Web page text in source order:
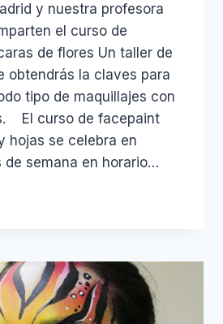
y nuestra profesora
el curso de
de flores Un taller de
obtendrás la claves para
tipo de maquillajes con
El curso de facepaint
hojas se celebra en
de semana en horario…